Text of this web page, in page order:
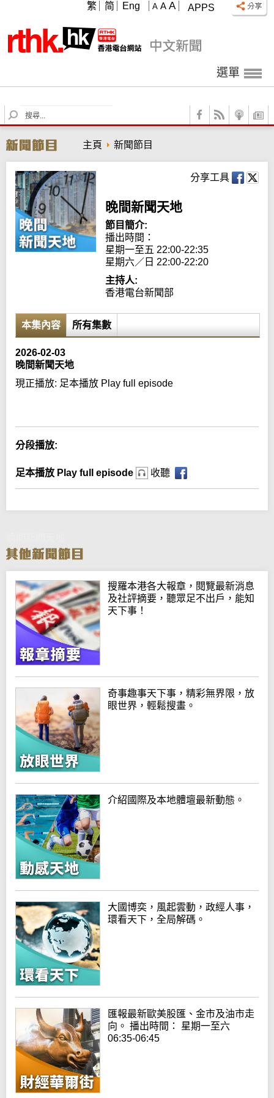
APPS
A A A
繁 简 Eng
選單
S
e
r
c
h
主頁 新聞節目
分享工具
晚間新聞天地
節目簡介:
播出時間：
星期一至五 22:00-22:35
星期六／日 22:00-22:20
主持人:
香港電台新聞部
本集內容 所有集數
2026-02-03
晚間新聞天地
現正播放: 足本播放 Play full episode
分段播放:
足本播放 Play full episode 收聽
搜羅本港各大報章，閱覽最新消息
及社評摘要，聽眾足不出戶，能知
天下事！
奇事趣事天下事，精彩無界限，放
眼世界，輕鬆搜畫。
介紹國際及本地體壇最新動態。
大國博奕，風起雲動，政經人事，
環看天下，全局解碼。
匯報最新歐美股匯、金市及油市走
向。 播出時間： 星期一至六
06:35-06:45